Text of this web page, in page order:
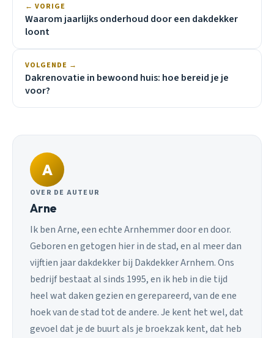
← VORIGE
Waarom jaarlijks onderhoud door een dakdekker
loont
VOLGENDE →
Dakrenovatie in bewoond huis: hoe bereid je je
voor?
A
OVER DE AUTEUR
Arne
Ik ben Arne, een echte Arnhemmer door en door.
Geboren en getogen hier in de stad, en al meer dan
vijftien jaar dakdekker bij Dakdekker Arnhem. Ons
bedrijf bestaat al sinds 1995, en ik heb in die tijd
heel wat daken gezien en gerepareerd, van de ene
hoek van de stad tot de andere. Je kent het wel, dat
gevoel dat je de buurt als je broekzak kent, dat heb